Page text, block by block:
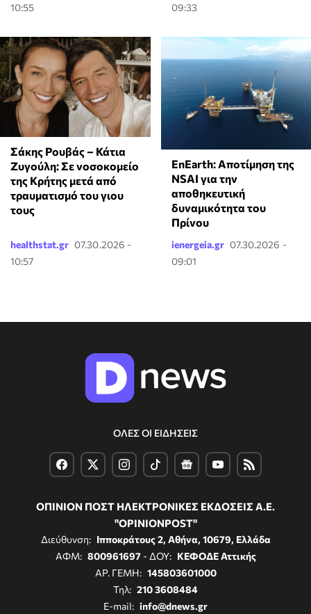
10:55
09:33
Σάκης Ρουβάς – Κάτια
Ζυγούλη: Σε νοσοκομείο
της Κρήτης μετά από
τραυματισμό του γιου
τους
healthstat.gr 07.30.2026 -
10:57
EnEarth: Αποτίμηση της
NSAI για την
αποθηκευτική
δυναμικότητα του
Πρίνου
ienergeia.gr 07.30.2026 -
09:01
ΟΛΕΣ ΟΙ ΕΙΔΗΣΕΙΣ
ΟΠΙΝΙΟΝ ΠΟΣΤ ΗΛΕΚΤΡΟΝΙΚΕΣ ΕΚΔΟΣΕΙΣ Α.Ε.
"OPINIONPOST"
Διεύθυνση: Ιπποκράτους 2, Αθήνα, 10679, Ελλάδα
ΑΦΜ: 800961697- ΔΟΥ: ΚΕΦΟΔΕ Αττικής
ΑΡ. ΓΕΜΗ: 145803601000
Τηλ: 210 3608484
E-mail: info@dnews.gr